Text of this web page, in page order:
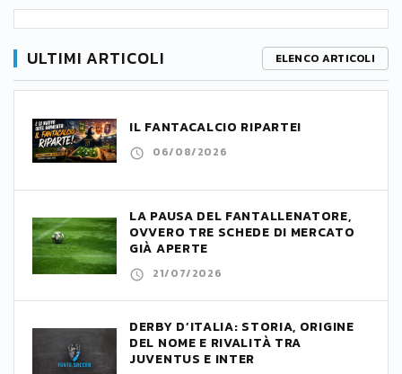
ULTIMI ARTICOLI ELENCO ARTICOLI
IL FANTACALCIO RIPARTE!
06/08/2026
LA PAUSA DEL FANTALLENATORE,
OVVERO TRE SCHEDE DI MERCATO
GIÀ APERTE
21/07/2026
DERBY D’ITALIA: STORIA, ORIGINE
DEL NOME E RIVALITÀ TRA
JUVENTUS E INTER